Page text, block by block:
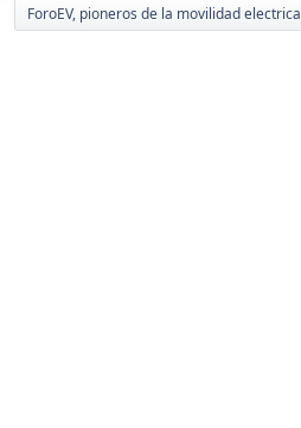
ForoEV, pioneros de la movilidad electrica